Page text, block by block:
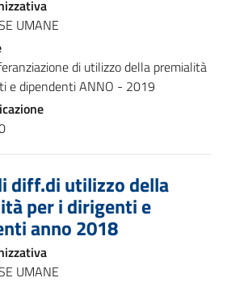
UMANE
di utilizzo della premialità
e dipendenti ANNO - 2019
diff.di utilizzo della
per i dirigenti e
anno 2018
UMANE